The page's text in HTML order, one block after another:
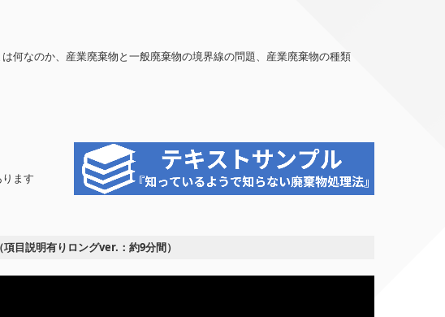
何なのか、産業廃棄物と一般廃棄物の境界線の問題、産業廃棄物の種類
ます
目説明有りロングver.：約9分間）